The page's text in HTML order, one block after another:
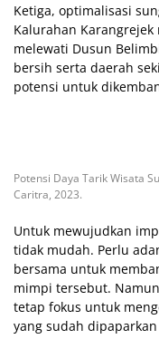
Ketiga, optimalisasi
Kalurahan
melewati Dusun
bersih serta daerah
potensi untuk
Potensi Daya Tarik Wisata
Caritra, 2023.
Untuk mewujudkan
tidak mudah. Perlu
bersama untuk
mimpi tersebut.
tetap fokus untuk
yang sudah